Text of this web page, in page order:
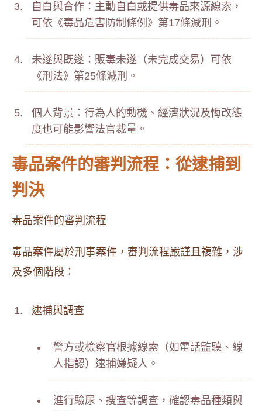
自白與合作：主動自白或提供毒品來源線索，
可依《毒品危害防制條例》第17條減刑。
未遂與既遂：販毒未遂（未完成交易）可依
《刑法》第25條減刑。
個人背景：行為人的動機、經濟狀況及悔改態
度也可能影響法官裁量。
毒品案件的審判流程：從逮捕到
判決
毒品案件的審判流程
毒品案件屬於刑事案件，審判流程嚴謹且複雜，涉
及多個階段：
逮捕與調查
警方或檢察官根據線索（如電話監聽、線
人指認）逮捕嫌疑人。
進行驗尿、搜查等調查，確認毒品種類與